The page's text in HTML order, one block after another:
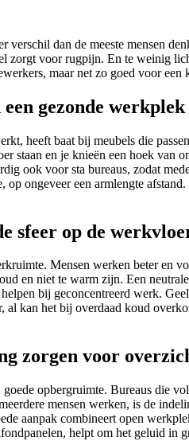
verschil dan de meeste mensen
zorgt voor rugpijn. En te weinig
maar net zo goed voor een
gezonde werkplek
heeft baat bij meubels die
staan en je knieën een hoek van
ook voor sta bureaus, zodat
op ongeveer een armlengte
sfeer op de
Mensen werken beter en
en niet te warm zijn. Een
bij geconcentreerd werk.
kan het bij overdaad koud
zorgen voor
opbergruimte. Bureaus die
mensen werken, is de
aanpak combineert open
helpt om het geluid in